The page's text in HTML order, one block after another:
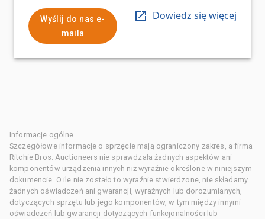
Wyślij do nas e-
maila
Dowiedz się więcej
Informacje ogólne
Szczegółowe informacje o sprzęcie mają ograniczony zakres, a firma
Ritchie Bros. Auctioneers nie sprawdzała żadnych aspektów ani
komponentów urządzenia innych niż wyraźnie określone w niniejszym
dokumencie. O ile nie zostało to wyraźnie stwierdzone, nie składamy
żadnych oświadczeń ani gwarancji, wyraźnych lub dorozumianych,
dotyczących sprzętu lub jego komponentów, w tym między innymi
oświadczeń lub gwarancji dotyczących funkcjonalności lub